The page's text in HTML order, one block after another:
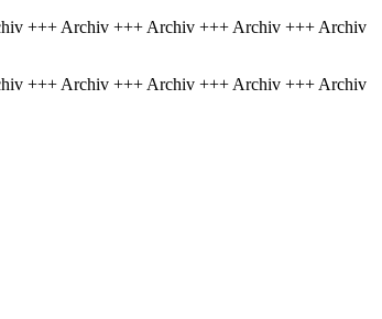
+++ Archiv +++ Archiv +++ Archiv +++ Archiv
+++ Archiv +++ Archiv +++ Archiv +++ Archiv